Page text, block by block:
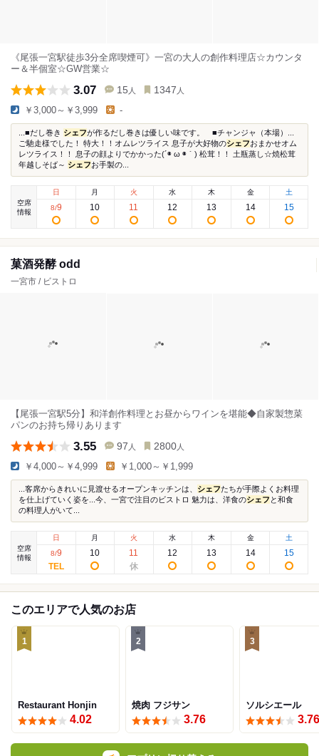
《尾張一宮駅徒歩3分全席喫煙可》一宮の大人の創作料理店☆カウンタ
ー＆半個室☆GW営業☆
3.07 15 人 1347 人
￥3,000～￥3,999 -
...■だし巻き シェフが作るだし巻きは優しい味です。 ■チャンジャ（本場）...
ご馳走様でした！ 特大！！オムレツライス 息子が大好物のシェフおまかせオム
レツライス！！ 息子の顔よりでかかった(´◉ ω ◉｀) 松茸！！ 土瓶蒸し☆焼松茸
年越しそば～ シェフお手製の...
空席
情報
日
8/9
月
10
火
11
水
12
木
13
金
14
土
15
菓酒発酵 odd
一宮市 / ビストロ
【尾張一宮駅5分】和洋創作料理とお昼からワインを堪能◆自家製惣菜
パンのお持ち帰りあります
3.55 97 人 2800 人
￥4,000～￥4,999 ￥1,000～￥1,999
...客席からきれいに見渡せるオープンキッチンは、 シェフたちが手際よくお料理
を仕上げていく姿を...今、一宮で注目のビストロ 魅力は、洋食のシェフ と和食
の料理人がいて...
空席
情報
日
8/9
月
10
火
11
水
12
木
13
金
14
土
15
このエリアで人気のお店
1
Restaurant Honjin
4.02
2
焼肉 フジサン
3.76
3
ソルシエール
3.76